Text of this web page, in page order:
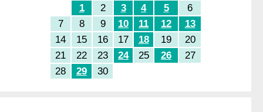
1 2 3 4 5
6
7
8 9 10 11 12
13
14
15 16 17 18 19
20
21
22 23 24 25 26
27
28
29 30